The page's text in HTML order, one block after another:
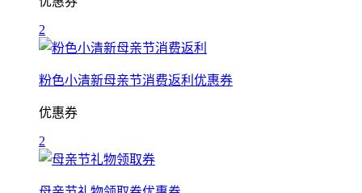
2
粉色小清新母亲节消费返利优惠券
优惠券
2